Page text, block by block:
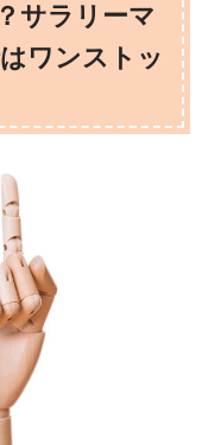
サラリーマ
ワンストッ